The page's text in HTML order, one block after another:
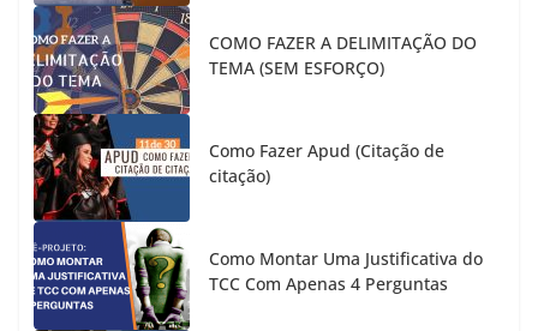
COMO FAZER A DELIMITAÇÃO DO
TEMA (SEM ESFORÇO)
Como Fazer Apud (Citação de
citação)
Como Montar Uma Justificativa do
TCC Com Apenas 4 Perguntas